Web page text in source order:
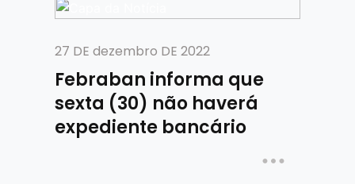
27 DE dezembro DE 2022
Febraban informa que
sexta (30) não haverá
expediente bancário